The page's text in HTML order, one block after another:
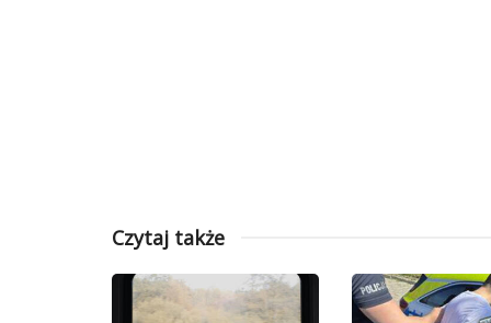
Czytaj także